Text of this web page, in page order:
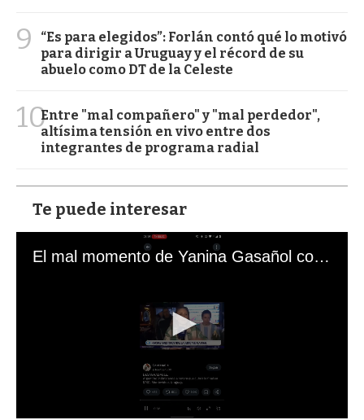
9
“Es para elegidos”: Forlán contó qué lo motivó
para dirigir a Uruguay y el récord de su
abuelo como DT de la Celeste
10Entre "mal compañero" y "mal perdedor",
altísima tensión en vivo entre dos
integrantes de programa radial
Te puede interesar
El mal momento de Yanina Gasañol con un hincha argentino en "Subrayado"